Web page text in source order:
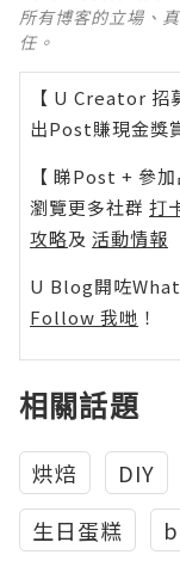
所有博客的立場、
任。
【 U Creator 招
出Post賺現金獎
【 睇Post + 參加
瀏覽更多社群 打
攻略及 活動情報
U Blog開咗
Follow 我哋 ！
相關話題
烘焙 DIY
生日蛋糕